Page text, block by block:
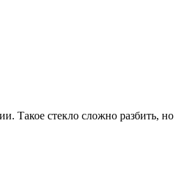
Такое стекло сложно разбить, но